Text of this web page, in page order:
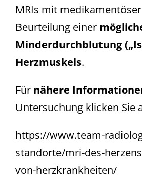
MRIs mit
Beurteilung einer
Minderdurchblutung
Herzmuskels.
Für nähere
Untersuchung klicken Sie
https://www.team-
standorte/mri-des-
von-herzkrankheiten/